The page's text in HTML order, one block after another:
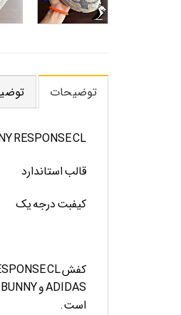
توضیحات
RESPONSE CL
قالب استاندارد
کیفبت درجه یک
است.